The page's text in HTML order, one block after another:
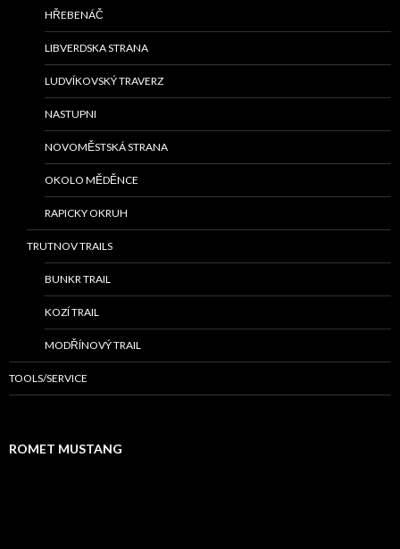
HŘEBENÁČ
LIBVERDSKA STRANA
LUDVÍKOVSKÝ TRAVERZ
NASTUPNI
NOVOMĚSTSKÁ STRANA
OKOLO MĚDĚNCE
RAPICKY OKRUH
TRUTNOV TRAILS
BUNKR TRAIL
KOZÍ TRAIL
MODŘÍNOVÝ TRAIL
TOOLS/SERVICE
ROMET MUSTANG